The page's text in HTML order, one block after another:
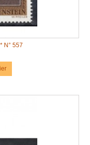
N° 557